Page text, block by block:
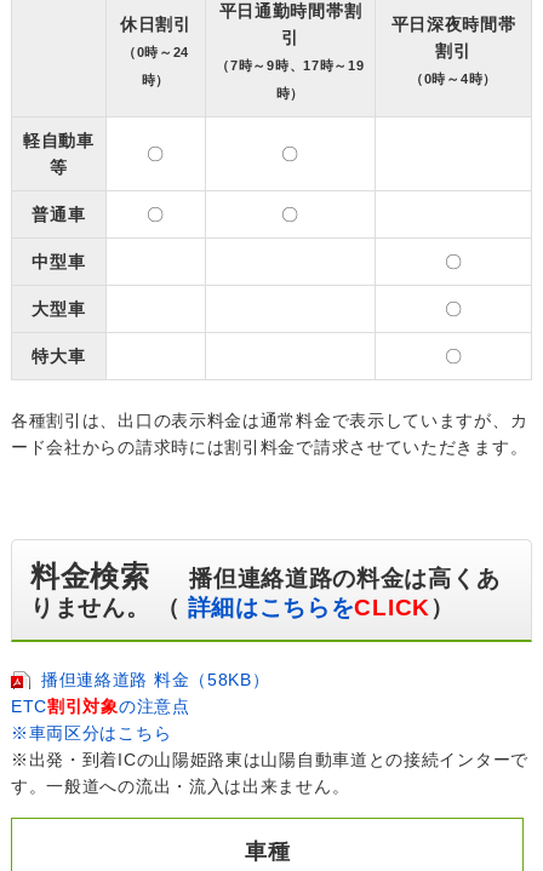
休日割引
（0時～24
時）
平日通勤時間帯割
引
（7時～9時、17時～19
時）
平日深夜時間帯
割引
（0時～4時）
軽自動車
等
〇 〇
普通車 〇 〇
中型車 〇
大型車 〇
特大車 〇
各種割引は、出口の表示料金は通常料金で表示していますが、カ
ード会社からの請求時には割引料金で請求させていただきます。
料金検索播但連絡道路の料金は高くあ
りません。 （ 詳細はこちらをCLICK ）
播但連絡道路 料金（58KB）
ETC割引対象の注意点
※車両区分はこちら
※出発・到着ICの山陽姫路東は山陽自動車道との接続インターで
す。一般道への流出・流入は出来ません。
車種